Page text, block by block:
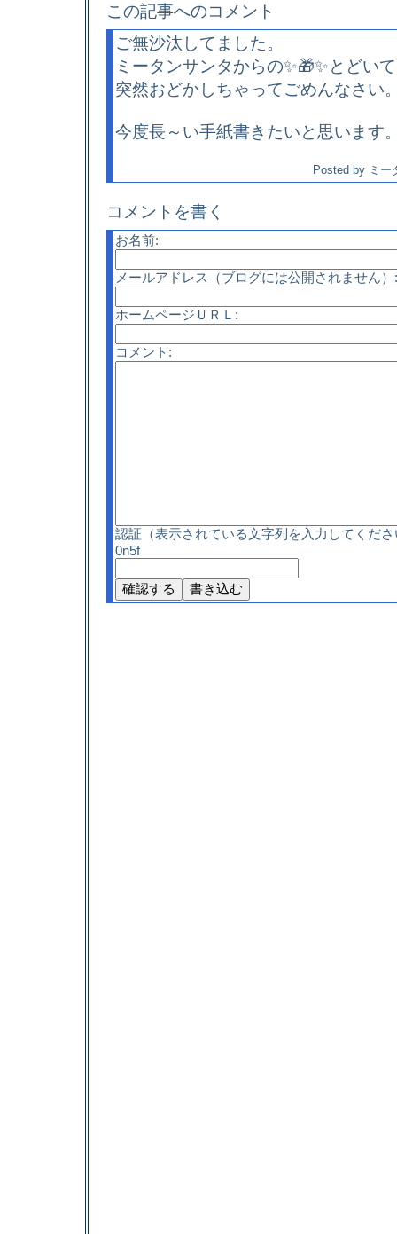
この記事へのコメント
ご無沙汰してました。
ミータンサンタからの✨🎁✨とどい
突然おどかしちゃってごめんなさい
今度長～い手紙書きたいと思います
Posted by ミー
コメントを書く
お名前:
メールアドレス（ブログには公開されません）:
ホームページＵＲＬ:
コメント:
認証（表示されている文字列を入力してくだ
0n5f